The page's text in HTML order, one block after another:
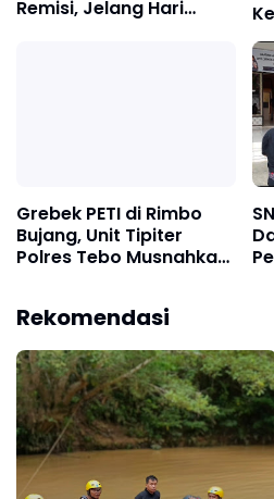
Remisi, Jelang Hari
Grebek PETI di Rimbo
Bujang, Unit Tipiter
Polres Tebo Musnahkan
Rekomendasi